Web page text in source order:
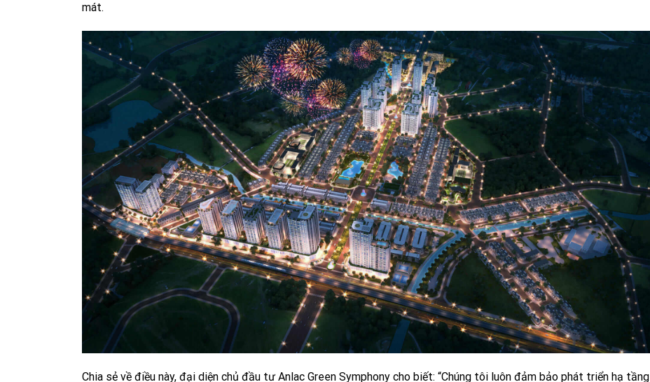
mát.
Chia sẻ về điều này, đại diện chủ đầu tư Anlac Green Symphony cho biết: “Chúng tôi luôn đảm bảo phát triển hạ tầng